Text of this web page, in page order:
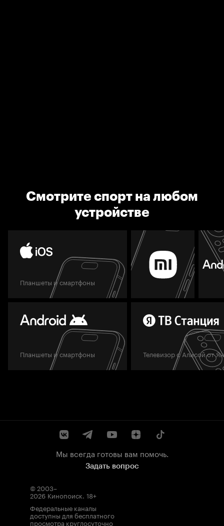
Смотрите спорт на любом
устройстве
Планшеты и смартфоны
Планшеты и смартфоны Телевизор с Алисой от
Мы всегда готовы вам помочь.
Задать вопрос
© 2003–
2026 Кинопоиск. 18+
Федеральные каналы
доступны для бесплатного
просмотра круглосуточно